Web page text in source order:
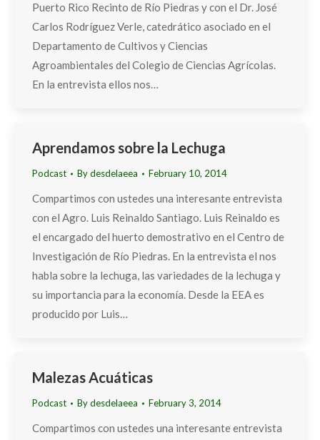
Puerto Rico Recinto de Río Piedras y con el Dr. José
Carlos Rodríguez Verle, catedrático asociado en el
Departamento de Cultivos y Ciencias
Agroambientales del Colegio de Ciencias Agrícolas.
En la entrevista ellos nos…
Aprendamos sobre la Lechuga
Podcast Bydesdelaeea February 10, 2014
Compartimos con ustedes una interesante entrevista
con el Agro. Luis Reinaldo Santiago. Luis Reinaldo es
el encargado del huerto demostrativo en el Centro de
Investigación de Río Piedras. En la entrevista el nos
habla sobre la lechuga, las variedades de la lechuga y
su importancia para la economía. Desde la EEA es
producido por Luis…
Malezas Acuáticas
Podcast Bydesdelaeea February 3, 2014
Compartimos con ustedes una interesante entrevista